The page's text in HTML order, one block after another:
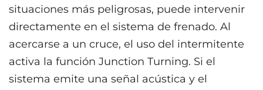
situaciones más peligrosas, puede intervenir
directamente en el sistema de frenado. Al
acercarse a un cruce, el uso del intermitente
activa la función Junction Turning. Si el
sistema emite una señal acústica y el